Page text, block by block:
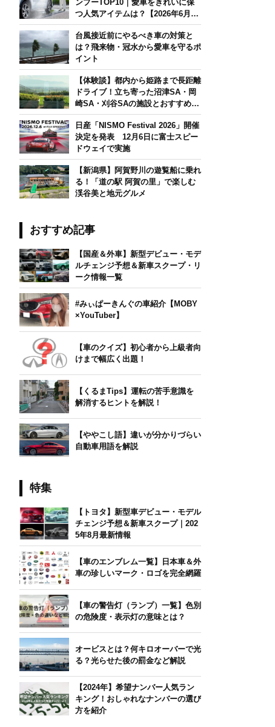
ンプーTOP10｜愛車をきれいに保
つ人気アイテムは？【2026年6月
版】
台風接近前にやるべき車の対策と
は？飛来物・冠水から愛車を守るポ
イント
【体験談】都内から姫路まで長距離
ドライブ！立ち寄った沼津SA・岡
崎SA・刈谷SAの施設とおすすめグ
ルメを紹介
日産「NISMO Festival 2026」開催
決定を発表 12月6日に富士スピー
ドウェイで実施
【新潟県】阿賀野川の遊覧船に乗れ
る！「道の駅 阿賀の里」で楽しむ
渓谷美と地元グルメ
おすすめ記事
【国産＆外車】新型デビュー・モデ
ルチェンジ予想＆新車スクープ・リ
ーク情報一覧
#みぃぱーきんぐの車紹介【MOBY
×YouTuber】
【車のクイズ】初心者から上級者向
けまで幅広く出題！
【くるまTips】運転の苦手意識を
解消するヒントを解説！
【ややこし語】違いが分かりづらい
自動車用語を解説
特集
【トヨタ】新型車デビュー・モデル
チェンジ予想＆新車スクープ｜202
5年8月最新情報
【車のエンブレム一覧】日本車＆外
車の珍しいマーク・ロゴを完全網羅
【車の警告灯（ランプ）一覧】色別
の危険度・表示灯の意味とは？
オービスとは？何キロオーバーで光
る？光らせた後の罰金など解説
【2024年】希望ナンバー人気ラン
キング！おしゃれなナンバーの選び
方を紹介